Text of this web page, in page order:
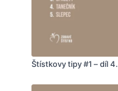
Štístkovy tipy #1 – díl 4.